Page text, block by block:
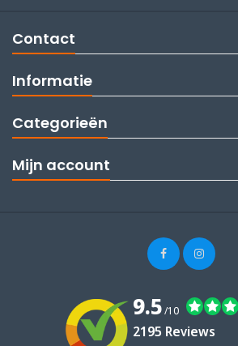
Contact
Informatie
Categorieën
Mijn account
9.5/10
2195 Reviews